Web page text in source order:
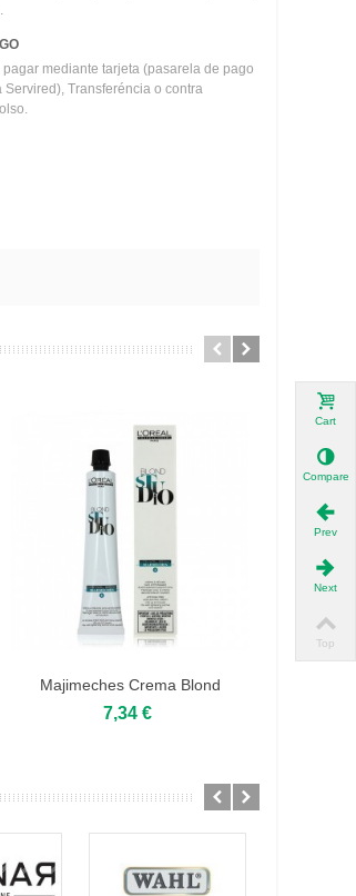
pagar mediante tarjeta (pasarela de pago
Servired), Transferéncia o contra
Majimeches Crema Blond
Studio...
7,34 €
Cart
Compare
Prev
Next
Top